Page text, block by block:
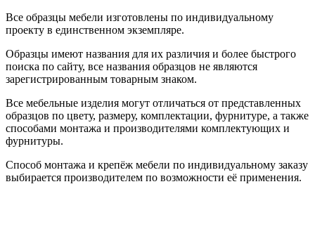
Все образцы мебели изготовлены по индивидуальному
проекту в единственном экземпляре.
Образцы имеют названия для их различия и более быстрого
поиска по сайту, все названия образцов не являются
зарегистрированным товарным знаком.
Все мебельные изделия могут отличаться от представленных
образцов по цвету, размеру, комплектации, фурнитуре, а также
способами монтажа и производителями комплектующих и
фурнитуры.
Способ монтажа и крепёж мебели по индивидуальному заказу
выбирается производителем по возможности её применения.